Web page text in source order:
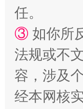
任。
③ 如你所
法规或不
容，涉及
经本网核